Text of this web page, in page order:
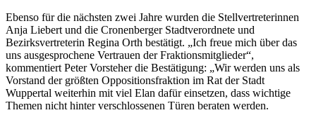
Ebenso für die nächsten zwei Jahre wurden die Stellvertreterinnen
Anja Liebert und die Cronenberger Stadtverordnete und
Bezirksvertreterin Regina Orth bestätigt. „Ich freue mich über das
uns ausgesprochene Vertrauen der Fraktionsmitglieder“,
kommentiert Peter Vorsteher die Bestätigung: „Wir werden uns als
Vorstand der größten Oppositionsfraktion im Rat der Stadt
Wuppertal weiterhin mit viel Elan dafür einsetzen, dass wichtige
Themen nicht hinter verschlossenen Türen beraten werden.